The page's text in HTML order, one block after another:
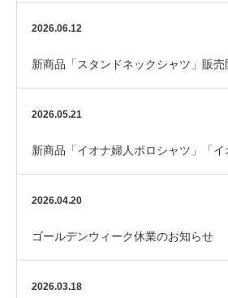
2026.06.12
新商品「スタンドネックシャツ」販売
2026.05.21
新商品「イオナ婦人ポロシャツ」「
プ(黒)」 販売開始！
2026.04.20
ゴールデンウィーク休業のお知らせ
2026.03.18